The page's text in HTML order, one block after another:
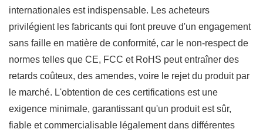
internationales est indispensable. Les acheteurs
privilégient les fabricants qui font preuve d'un engagement
sans faille en matière de conformité, car le non-respect de
normes telles que CE, FCC et RoHS peut entraîner des
retards coûteux, des amendes, voire le rejet du produit par
le marché. L'obtention de ces certifications est une
exigence minimale, garantissant qu'un produit est sûr,
fiable et commercialisable légalement dans différentes